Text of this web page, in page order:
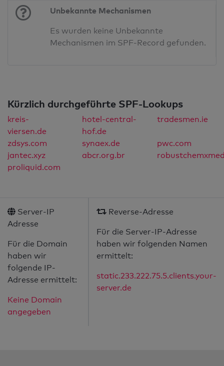
Unbekannte Mechanismen
Es wurden keine Unbekannte
Mechanismen im SPF-Record gefunden.
Kürzlich durchgeführte SPF-Lookups
kreis-
viersen.de
hotel-central-
hof.de
tradesmen.ie
zdsys.com synaex.de
pwc.com
jantec.xyz
abcr.org.br
proliquid.com
Server-IP
Adresse
Für die Domain
haben wir
folgende IP-
Adresse ermittelt:
Keine Domain
angegeben
Reverse-Adresse
Für die Server-IP-Adresse
haben wir folgenden Namen
ermittelt:
static.233.222.75.5.clients.your-
server.de